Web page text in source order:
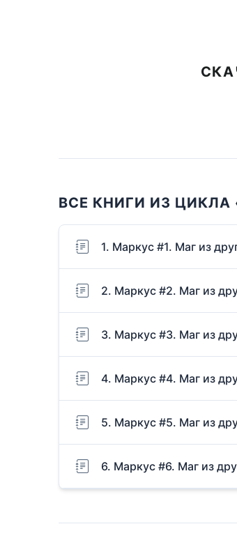
ВСЕ КНИГИ ИЗ ЦИКЛА
1. Маркус #1. Маг из
2. Маркус #2. Маг из
3. Маркус #3. Маг из
4. Маркус #4. Маг из
5. Маркус #5. Маг из
6. Маркус #6. Маг из